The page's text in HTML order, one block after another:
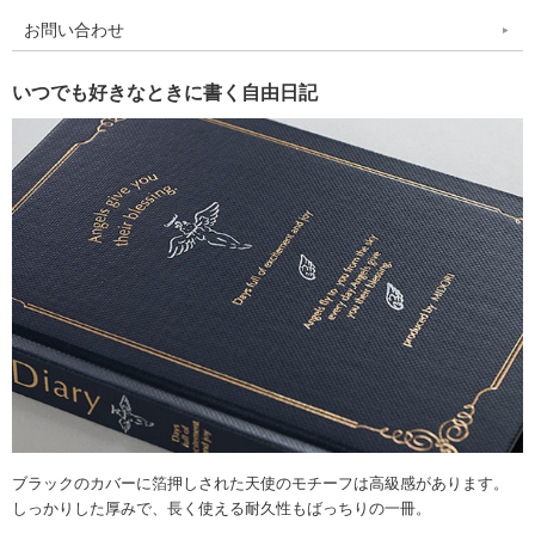
お問い合わせ
いつでも好きなときに書く自由日記
ブラックのカバーに箔押しされた天使のモチーフは高級感があります。
しっかりした厚みで、長く使える耐久性もばっちりの一冊。